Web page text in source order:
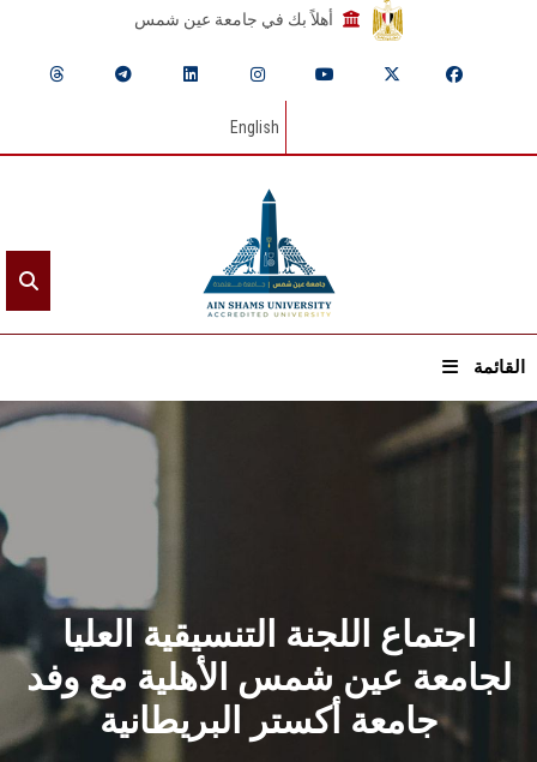
أهلاً بك في جامعة عين شمس
English
القائمة
الرئيسيـة
القطاعـات
الشئون الأكاديمية
البحث العلمي
اجتماع اللجنة التنسيقية العليا
لجامعة عين شمس الأهلية مع وفد
جامعة أكستر البريطانية